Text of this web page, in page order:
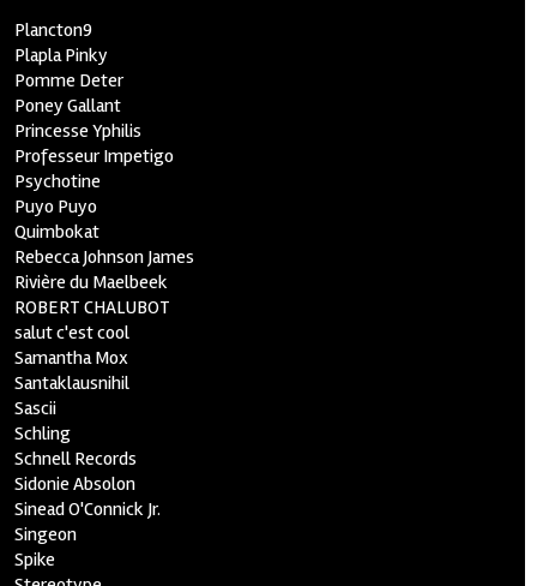
Plancton9
Plapla Pinky
Pomme Deter
Poney Gallant
Princesse Yphilis
Professeur Impetigo
Psychotine
Puyo Puyo
Quimbokat
Rebecca Johnson James
Rivière du Maelbeek
ROBERT CHALUBOT
salut c'est cool
Samantha Mox
Santaklausnihil
Sascii
Schling
Schnell Records
Sidonie Absolon
Sinead O'Connick Jr.
Singeon
Spike